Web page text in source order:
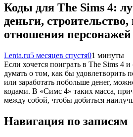
Коды для The Sims 4:
деньги,
отношения персонажей
Lenta.ru5 месяцев спустя01 минуты
Если хочется поиграть в The Sims 4
думать о том, как бы удовлетворить
или заработать побольше денег,
кодами. В «Симс 4» таких масса,
между собой, чтобы добиться
Навигация по записям